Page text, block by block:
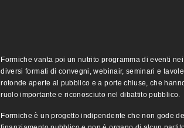
Formiche vanta poi un nutrito programma di eventi nei
diversi formati di convegni, webinair, seminari e tavole
rotonde aperte al pubblico e a porte chiuse, che
ruolo importante e riconosciuto nel dibattito pubblico.
Formiche è un progetto indipendente che non gode